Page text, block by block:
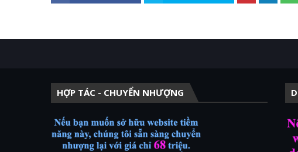
HỢP TÁC - CHUYỂN NHƯỢNG